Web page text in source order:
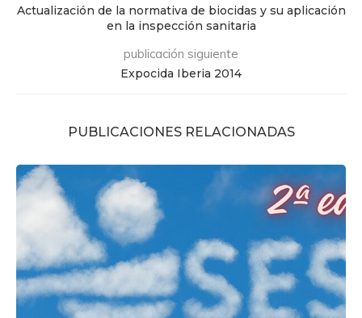
Actualización de la normativa de biocidas y su aplicación
en la inspección sanitaria
publicación siguiente
Expocida Iberia 2014
PUBLICACIONES RELACIONADAS